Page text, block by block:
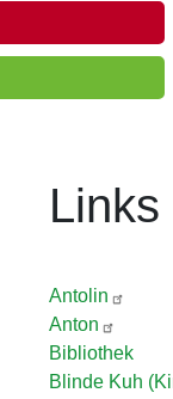
Antolin
Anton
Bibliothek
Blinde Kuh